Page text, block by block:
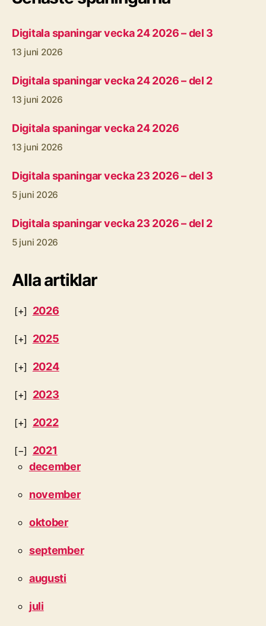
Digitala spaningar vecka 24 2026 – del 3
13 juni 2026
Digitala spaningar vecka 24 2026 – del 2
13 juni 2026
Digitala spaningar vecka 24 2026
13 juni 2026
Digitala spaningar vecka 23 2026 – del 3
5 juni 2026
Digitala spaningar vecka 23 2026 – del 2
5 juni 2026
Alla artiklar
2026
2025
2024
2023
2022
2021
december
november
oktober
september
augusti
juli